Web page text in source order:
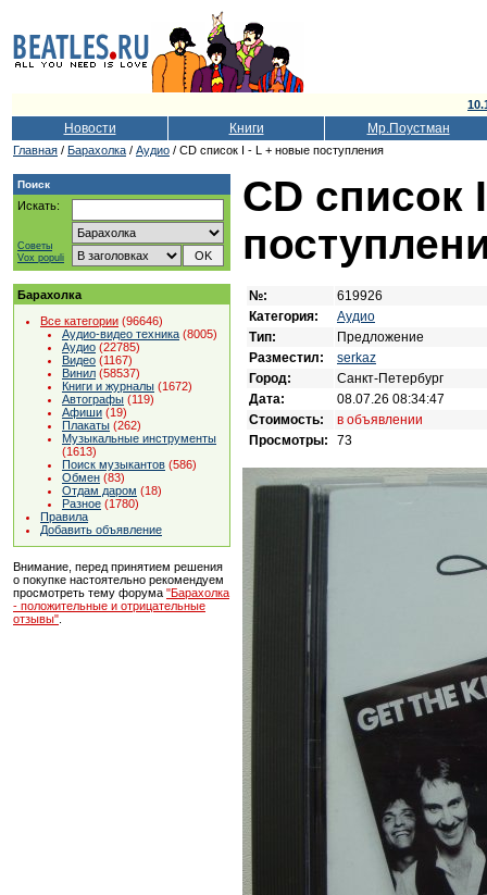
Новости Книги Мр.Поустман
Главная / Барахолка / Аудио / CD список I - L + новые поступления
Поиск
Искать:
Советы
Vox populi
Барахолка
Все категории (96646)
Аудио-видео техника (8005)
Аудио (22785)
Видео (1167)
Винил (58537)
Книги и журналы (1672)
Автографы (119)
Афиши (19)
Плакаты (262)
Музыкальные инструменты
(1613)
Поиск музыкантов (586)
Обмен (83)
Отдам даром (18)
Разное (1780)
Правила
Добавить объявление
Внимание, перед принятием решения
о покупке настоятельно рекомендуем
просмотреть тему форума "Барахолка
- положительные и отрицательные
отзывы"
CD список
№:
619926
Категория:
Аудио
Тип:
Предложение
Разместил:
serkaz
Город:
Санкт-Петербург
Дата:
08.07.26 08:34:47
Стоимость:
в объявлении
Просмотры:
73